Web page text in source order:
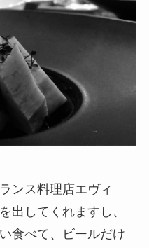
ンス料理店エヴィ
出してくれますし、
食べて、ビールだけ